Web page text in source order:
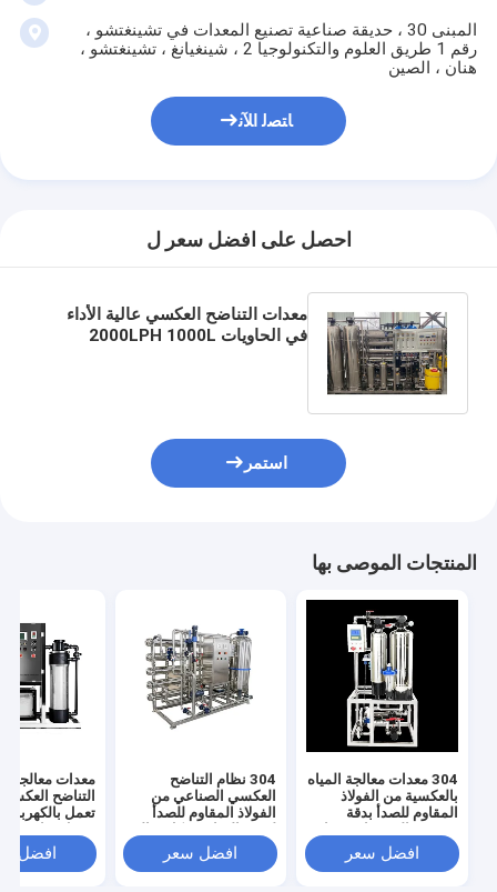
المبنى 30 ، حديقة صناعية تصنيع المعدات في تشينغتشو ،
رقم 1 طريق العلوم والتكنولوجيا 2 ، شينغيانغ ، تشينغتشو ،
هنان ، الصين
ﺎﺘﺼﻟ ﺍﻶﻧ
احصل على افضل سعر ل
معدات التناضح العكسي عالية الأداء
في الحاويات 2000LPH 1000L
استمر
المنتجات الموصى بها
304 معدات معالجة المياه
بالعكسية من الفولاذ
المقاوم للصدأ بدقة
مدخل المياه 0.3MPAافضل سعر
304 نظام التناضح
العكسي الصناعي من
الفولاذ المقاوم للصدأ
ودائم
افضل سعر
معدات معالجة
التناضح
تعمل
باسكال ودقة
جدًا
افضل